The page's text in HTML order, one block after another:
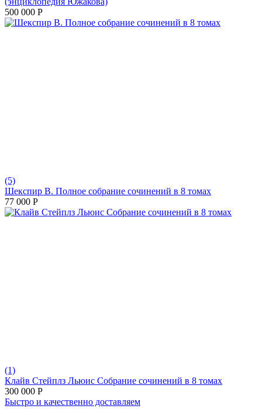
500 000 Р
(5)
Шекспир В. Полное собрание сочинений в 8 томах
77 000 Р
(1)
Клайв Стейплз Льюис Собрание сочинений в 8 томах
300 000 Р
Быстро и качественно доставляем